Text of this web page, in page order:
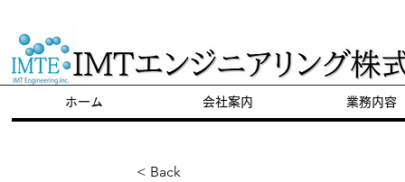
ホーム 会社案内 業務内容
< Back